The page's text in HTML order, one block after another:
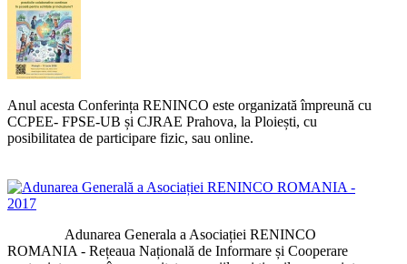
Anul acesta Conferința RENINCO este organizată împreună cu
CCPEE- FPSE-UB și CJRAE Prahova, la Ploiești, cu
posibilitatea de participare fizic, sau online.
Adunarea Generala a Asociației RENINCO
ROMANIA - Rețeaua Națională de Informare și Cooperare